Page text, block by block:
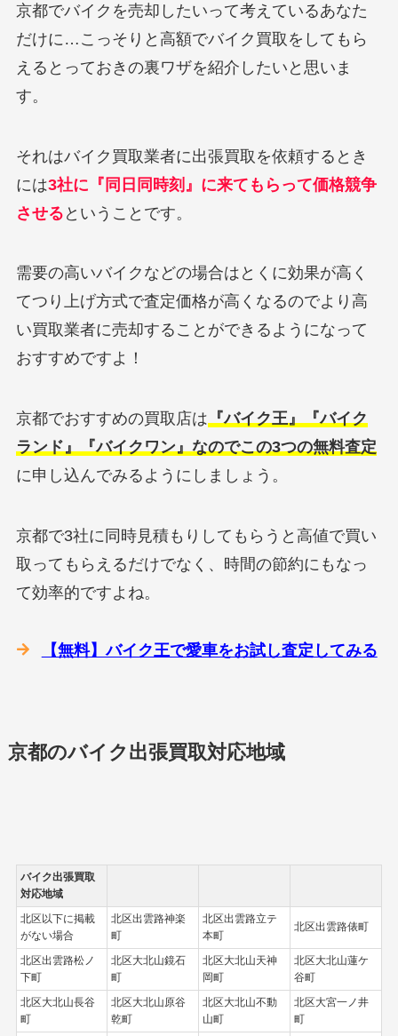
京都でバイクを売却したいって考えているあなた
だけに…こっそりと高額でバイク買取をしてもら
えるとっておきの裏ワザを紹介したいと思いま
す。
それはバイク買取業者に出張買取を依頼するとき
には3社に『同日同時刻』に来てもらって価格競争
させる ということです。
需要の高いバイクなどの場合はとくに効果が高く
てつり上げ方式で査定価格が高くなるのでより高
い買取業者に売却することができるようになって
おすすめですよ！
京都でおすすめの買取店は『バイク王』『バイク
ランド』『バイクワン』なのでこの3つの無料査定
に申し込んでみるようにしましょう。
京都で3社に同時見積もりしてもらうと高値で買い
取ってもらえるだけでなく、時間の節約にもなっ
て効率的ですよね。
【無料】バイク王で愛車をお試し査定してみる
京都のバイク出張買取対応地域
バイク出張買取
対応地域
北区以下に掲載
がない場合
北区出雲路神楽
町
北区出雲路立テ
本町
北区出雲路俵町
北区出雲路松ノ
下町
北区大北山鏡石
町
北区大北山天神
岡町
北区大北山蓮ケ
谷町
北区大北山長谷
町
北区大北山原谷
乾町
北区大北山不動
山町
北区大宮一ノ井
町